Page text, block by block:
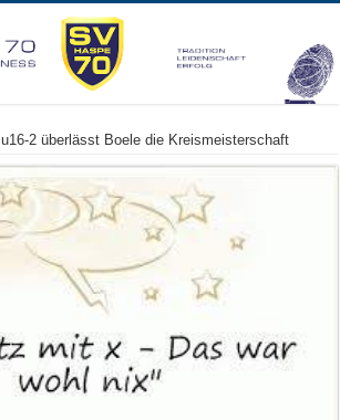
u16-2 überlässt Boele die Kreismeisterschaft